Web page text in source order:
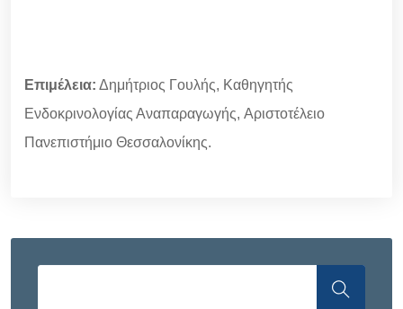
Επιμέλεια: Δημήτριος Γουλής, Καθηγητής
Ενδοκρινολογίας Αναπαραγωγής, Αριστοτέλειο
Πανεπιστήμιο Θεσσαλονίκης.